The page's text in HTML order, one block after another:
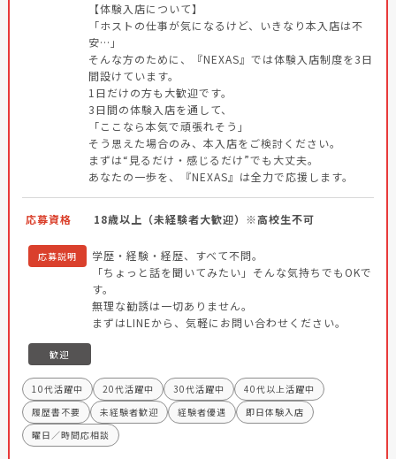
【体験入店について】
「ホストの仕事が気になるけど、いきなり本入店は不
安…」
そんな方のために、『NEXAS』では体験入店制度を3日
間設けています。
1日だけの方も大歓迎です。
3日間の体験入店を通して、
「ここなら本気で頑張れそう」
そう思えた場合のみ、本入店をご検討ください。
まずは“見るだけ・感じるだけ”でも大丈夫。
あなたの一歩を、『NEXAS』は全力で応援します。
応募資格 18歳以上（未経験者大歓迎）※高校生不可
応募説明
学歴・経験・経歴、すべて不問。
「ちょっと話を聞いてみたい」そんな気持ちでもOKで
す。
無理な勧誘は一切ありません。
まずはLINEから、気軽にお問い合わせください。
歓迎
10代活躍中 20代活躍中 30代活躍中
40代以上活躍中
履歴書不要
未経験者歓迎 経験者優遇
即日体験入店
曜日／時間応相談